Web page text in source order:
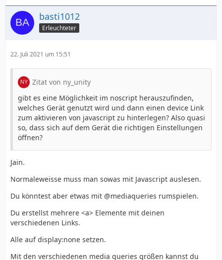
basti1012
Erleuchteter
22. Juli 2021 um 15:51
Zitat von ny_unity
gibt es eine Möglichkeit im noscript herauszufinden,
welches Gerät genutzt wird und dann einen device Link
zum aktivieren von javascript zu hinterlegen? Also quasi
so, dass sich auf dem Gerät die richtigen Einstellungen
öffnen?
Jain.
Normaleweisse muss man sowas mit Javascript auslesen.
Du könntest aber etwas mit @mediaqueries rumspielen.
Du erstellst mehrere <a> Elemente mit deinen
verschiedenen Links.
Alle auf display:none setzen.
Mit den verschiedenen media queries größen kannst du